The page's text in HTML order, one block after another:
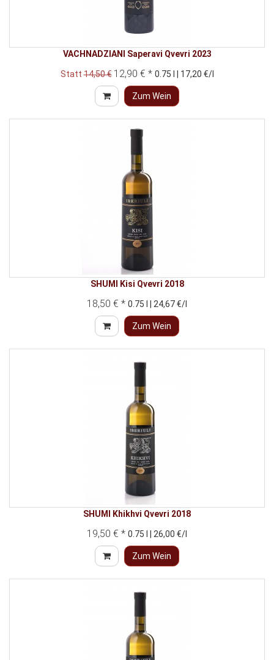
VACHNADZIANI Saperavi Qvevri 2023
Statt14,50 € 12,90 € * 0.75 l | 17,20 €/l
Zum Wein
SHUMI Kisi Qvevri 2018
18,50 € * 0.75 l | 24,67 €/l
Zum Wein
SHUMI Khikhvi Qvevri 2018
19,50 € * 0.75 l | 26,00 €/l
Zum Wein